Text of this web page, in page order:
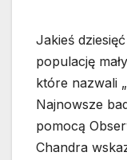
Jakieś
populację
które nazwali
Najnowsze
pomocą
Chandra